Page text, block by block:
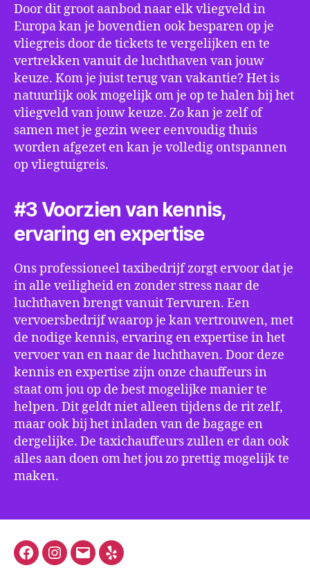
Door dit groot aanbod naar elk vliegveld in
Europa kan je bovendien ook besparen op je
vliegreis door de tickets te vergelijken en te
vertrekken vanuit de luchthaven van jouw
keuze. Kom je juist terug van vakantie? Het is
natuurlijk ook mogelijk om je op te halen bij het
vliegveld van jouw keuze. Zo kan je zelf of
samen met je gezin weer eenvoudig thuis
worden afgezet en kan je volledig ontspannen
op vliegtuigreis.
#3 Voorzien van kennis,
ervaring en expertise
Ons professioneel taxibedrijf zorgt ervoor dat je
in alle veiligheid en zonder stress naar de
luchthaven brengt vanuit Tervuren. Een
vervoersbedrijf waarop je kan vertrouwen, met
de nodige kennis, ervaring en expertise in het
vervoer van en naar de luchthaven. Door deze
kennis en expertise zijn onze chauffeurs in
staat om jou op de best mogelijke manier te
helpen. Dit geldt niet alleen tijdens de rit zelf,
maar ook bij het inladen van de bagage en
dergelijke. De taxichauffeurs zullen er dan ook
alles aan doen om het jou zo prettig mogelijk te
maken.
FacebookInstagram
E-
Yelp